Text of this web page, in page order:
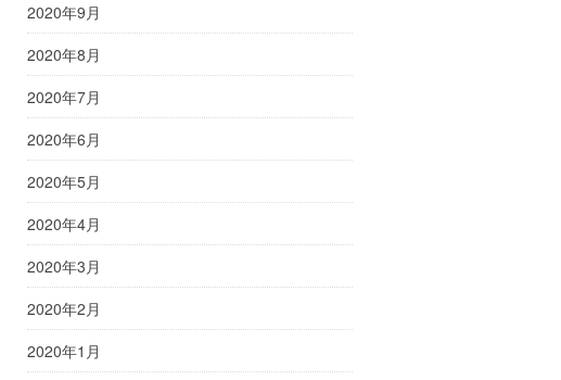
2020年9月
2020年8月
2020年7月
2020年6月
2020年5月
2020年4月
2020年3月
2020年2月
2020年1月